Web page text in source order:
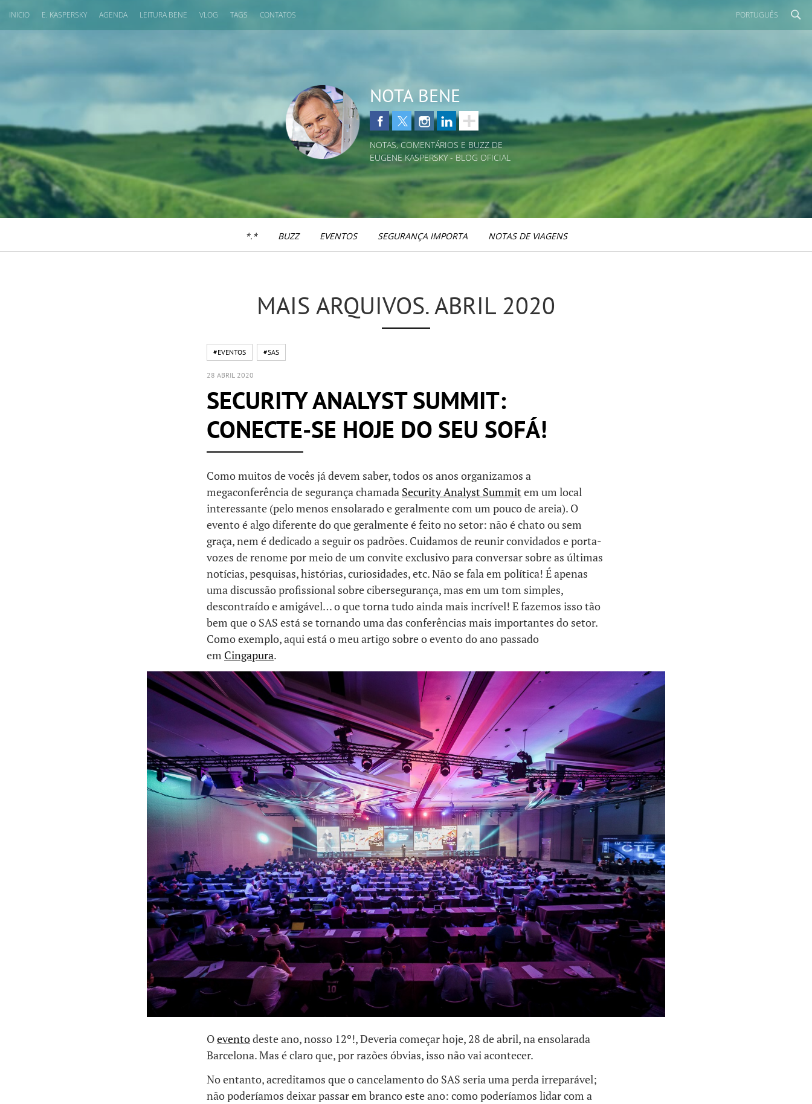
INICIO E. KASPERSKY AGENDA LEITURA BENE VLOG TAGS CONTATOS PORTUGUÊS
NOTA BENE
NOTAS, COMENTÁRIOS E BUZZ DE
EUGENE KASPERSKY - BLOG OFICIAL
*.* BUZZ EVENTOS SEGURANÇA IMPORTA NOTAS DE VIAGENS
MAIS ARQUIVOS. ABRIL 2020
#EVENTOS #SAS
28 ABRIL 2020
SECURITY ANALYST SUMMIT:
CONECTE-SE HOJE DO SEU SOFÁ!
Como muitos de vocês já devem saber, todos os anos organizamos a
megaconferência de segurança chamada Security Analyst Summitem um local
interessante (pelo menos ensolarado e geralmente com um pouco de areia). O
evento é algo diferente do que geralmente é feito no setor: não é chato ou sem
graça, nem é dedicado a seguir os padrões. Cuidamos de reunir convidados e porta-
vozes de renome por meio de um convite exclusivo para conversar sobre as últimas
notícias, pesquisas, histórias, curiosidades, etc. Não se fala em política! É apenas
uma discussão profissional sobre cibersegurança, mas em um tom simples,
descontraído e amigável… o que torna tudo ainda mais incrível! E fazemos isso tão
bem que o SAS está se tornando uma das conferências mais importantes do setor.
Como exemplo, aqui está o meu artigo sobre o evento do ano passado
em Cingapura.
Oeventodeste ano, nosso 12º!, Deveria começar hoje, 28 de abril, na ensolarada
Barcelona. Mas é claro que, por razões óbvias, isso não vai acontecer.
No entanto, acreditamos que o cancelamento do SAS seria uma perda irreparável;
não poderíamos deixar passar em branco este ano: como poderíamos lidar com a